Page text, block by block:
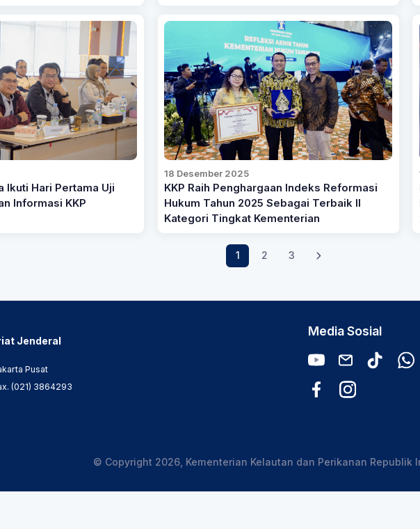
Ikuti Hari Pertama Uji
Informasi KKP
18 Desember 2025
KKP Raih Penghargaan Indeks Reformasi
Hukum Tahun 2025 Sebagai Terbaik II
Kategori Tingkat Kementerian
1 2 3
Jenderal
Pusat
(021) 3864293
Media Sosial
© Copyright 2026, Kementerian Kelautan dan Perikanan Republik